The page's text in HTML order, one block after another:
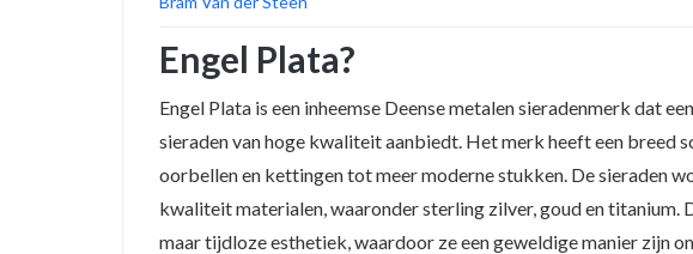
Engel Plata?
Engel Plata is een inheemse Deense metalen sieradenmerk dat
sieraden van hoge kwaliteit aanbiedt. Het merk heeft een breed
oorbellen en kettingen tot meer moderne stukken. De sieraden
kwaliteit materialen, waaronder sterling zilver, goud en titanium.
maar tijdloze esthetiek, waardoor ze een geweldige manier zijn